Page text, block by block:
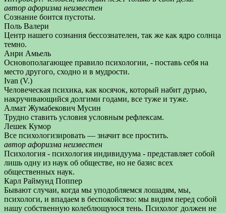
автор афоризма неизвестен
Сознание боится пустоты.
Поль Валери
Центр нашего сознания бессознателен, так же как ядро солнца
темно.
Анри Амьель
Основополагающее правило психологии, - поставь себя на
место другого, сходно и в мудрости.
Ivan (V.)
Человеческая психика, как косячок, который набит дурью,
накручивающийся долгими годами, все туже и туже.
Алмат Жумабекович Мусин
Трудно ставить условия условным рефлексам.
Лешек Кумор
Все психологизировать — значит все простить.
автор афоризма неизвестен
Психология - психология индивидуума - представляет собой
лишь одну из наук об обществе, но не базис всех
общественных наук.
Карл Раймунд Поппер
Бывают случаи, когда мы уподобляемся лошадям, мы,
психологи, и впадаем в беспокойство: мы видим перед собой
нашу собственную колеблющуюся тень. Психолог должен не